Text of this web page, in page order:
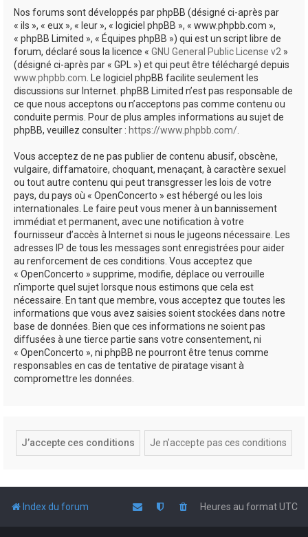
Nos forums sont développés par phpBB (désigné ci-après par
« ils », « eux », « leur », « logiciel phpBB », « www.phpbb.com »,
« phpBB Limited », « Équipes phpBB ») qui est un script libre de
forum, déclaré sous la licence « GNU General Public License v2 »
(désigné ci-après par « GPL ») et qui peut être téléchargé depuis
www.phpbb.com. Le logiciel phpBB facilite seulement les
discussions sur Internet. phpBB Limited n’est pas responsable de
ce que nous acceptons ou n’acceptons pas comme contenu ou
conduite permis. Pour de plus amples informations au sujet de
phpBB, veuillez consulter : https://www.phpbb.com/.
Vous acceptez de ne pas publier de contenu abusif, obscène,
vulgaire, diffamatoire, choquant, menaçant, à caractère sexuel
ou tout autre contenu qui peut transgresser les lois de votre
pays, du pays où « OpenConcerto » est hébergé ou les lois
internationales. Le faire peut vous mener à un bannissement
immédiat et permanent, avec une notification à votre
fournisseur d’accès à Internet si nous le jugeons nécessaire. Les
adresses IP de tous les messages sont enregistrées pour aider
au renforcement de ces conditions. Vous acceptez que
« OpenConcerto » supprime, modifie, déplace ou verrouille
n’importe quel sujet lorsque nous estimons que cela est
nécessaire. En tant que membre, vous acceptez que toutes les
informations que vous avez saisies soient stockées dans notre
base de données. Bien que ces informations ne soient pas
diffusées à une tierce partie sans votre consentement, ni
« OpenConcerto », ni phpBB ne pourront être tenus comme
responsables en cas de tentative de piratage visant à
compromettre les données.
Index du forum Heures au formatUTC